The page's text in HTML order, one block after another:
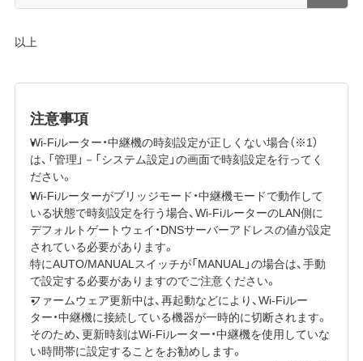
以上
注意事項
Wi-Fiルーター・中継機の時刻設定が正しくない場合（※1）
は、「管理」－「システム設定」の画面で時刻設定を行ってく
ださい。
Wi-Fiルーターがブリッジモード・中継機モードで動作して
いる状態で時刻設定を行う場合、Wi-FiルーターのLAN側に
デフォルトゲートウェイ・DNSサーバーアドレスの値が設定
されている必要があります。
特にAUTO/MANUALスイッチが「MANUAL」の場合は、手動
で設定する必要がありますのでご注意ください。
ファームウェア更新中は、再起動などにより、Wi-Fiルー
ター・中継機に接続している機器が一時的に切断されます。
そのため、更新時刻はWi-Fiルーター・中継機を使用していな
い時間帯に設定することをお勧めします。